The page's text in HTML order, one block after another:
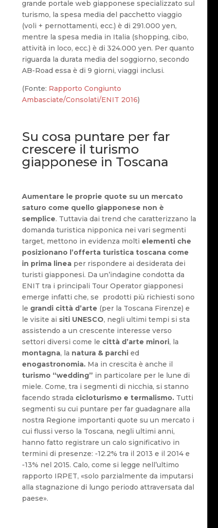
grande portale web giapponese specializzato sul
turismo, la spesa media del pacchetto viaggio
(voli + pernottamenti, ecc.) è di 291.000 yen,
mentre la spesa media in Italia (shopping, cibo,
attività in loco, ecc.) è di 324.000 yen. Per quanto
riguarda la durata media del soggiorno, secondo
AB-Road essa è di 9 giorni, viaggi inclusi.
(Fonte: Rapporto Congiunto
Ambasciate/Consolati/ENIT 2016)
Su cosa puntare per far
crescere il turismo
giapponese in Toscana
Aumentare le proprie quote su un mercato
saturo come quello giapponese non è
semplice. Tuttavia dai trend che caratterizzano la
domanda turistica nipponica nei vari segmenti
target, mettono in evidenza molti elementi che
posizionano l’offerta turistica toscana come
in prima lineaper rispondere ai desiderata dei
turisti giapponesi. Da un’indagine condotta da
ENIT tra i principali Tour Operator giapponesi
emerge infatti che, se prodotti più richiesti sono
le grandi città d’arte (per la Toscana Firenze) e
le visite ai siti UNESCO, negli ultimi tempi si sta
assistendo a un crescente interesse verso
settori diversi come le città d’arte minori, la
montagna, la natura & parchi ed
enogastronomia. Ma in crescita è anche il
turismo “wedding” in particolare per le lune di
miele. Come, tra i segmenti di nicchia, si stanno
facendo strada cicloturismo e termalismo. Tutti
segmenti su cui puntare per far guadagnare alla
nostra Regione importanti quote su un mercato i
cui flussi verso la Toscana, negli ultimi anni,
hanno fatto registrare un calo significativo in
termini di presenze: -12.2% tra il 2013 e il 2014 e
-13% nel 2015. Calo, come si legge nell’ultimo
rapporto IRPET, «solo parzialmente da imputarsi
alla stagnazione di lungo periodo attraversata dal
paese».